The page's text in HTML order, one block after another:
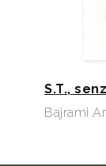
S.T.,
Bajrami